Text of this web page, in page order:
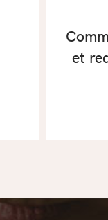
et